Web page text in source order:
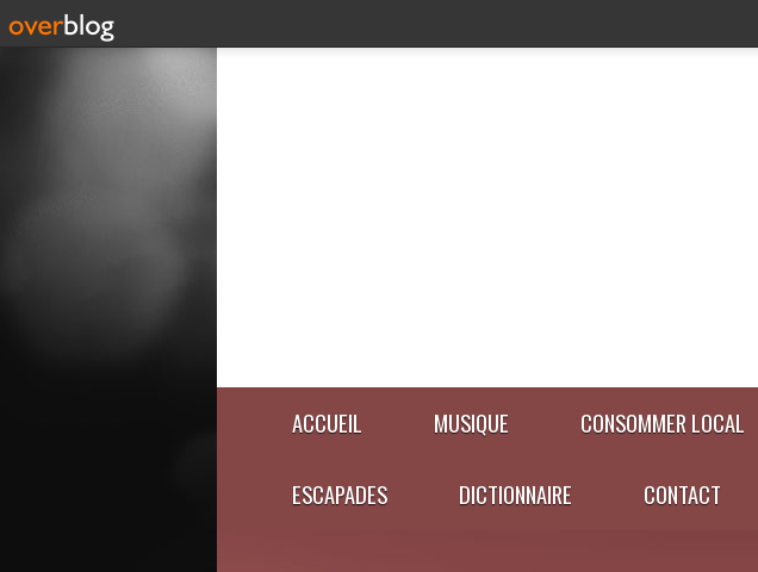
ACCUEIL MUSIQUE CONSOMMER LOCAL
ESCAPADES DICTIONNAIRE CONTACT